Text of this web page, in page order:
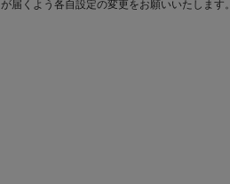
が届くよう各自設定の変更をお願いいたします。